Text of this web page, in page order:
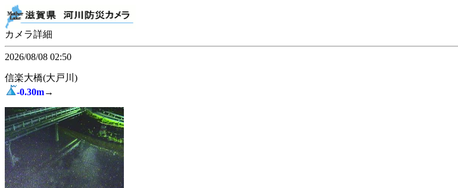
カメラ詳細
2026/08/08 02:50
信楽大橋(大戸川)
-0.30m→